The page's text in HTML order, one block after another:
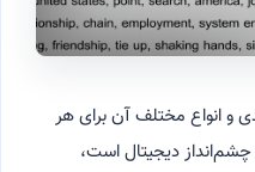
و انواع مختلف آن برای هر
دیجیتال است،